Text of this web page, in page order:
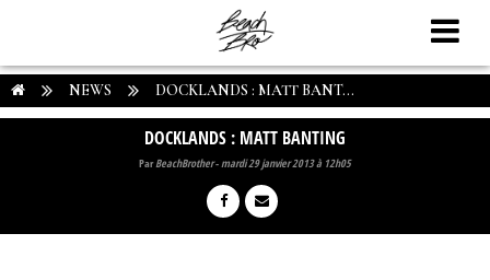
NEWS DOCKLANDS : MATT BANT...
DOCKLANDS : MATT BANTING
ParBeachBrother-mardi 29 janvier 2013 à 12h05